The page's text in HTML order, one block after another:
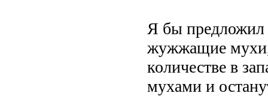
Я бы предложил
жужжащие мухи,
количестве в
мухами и